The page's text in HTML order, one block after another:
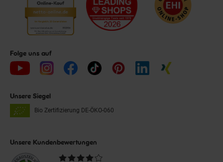
Folge uns auf
Unsere Siegel
Bio Zertifizierung DE-ÖKO-060
Unsere Kundenbewertungen
Durchschnittliche